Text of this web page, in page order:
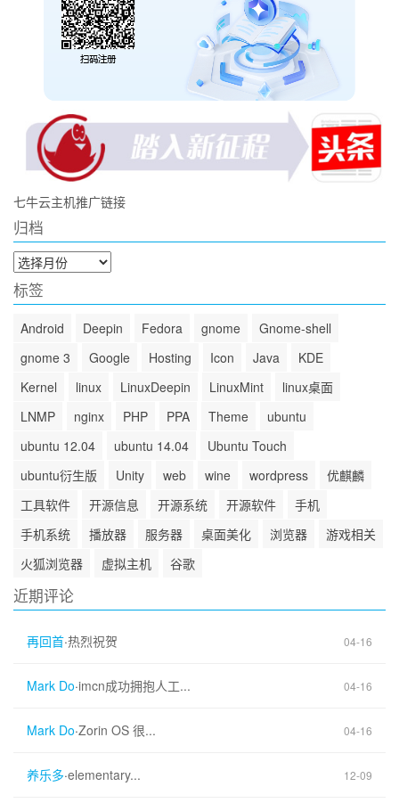
七牛云主机推广链接
归档
归
档
标签
Android Deepin Fedora gnome
Gnome-shell
gnome 3
Google Hosting Icon Java
KDE
Kernel
linux LinuxDeepin LinuxMint
linux桌面
LNMP
nginx PHP PPA Theme
ubuntu
ubuntu 12.04
ubuntu 14.04
Ubuntu Touch
ubuntu衍生版
Unity web wine wordpress
优麒麟
工具软件
开源信息 开源系统 开源软件
手机
手机系统
播放器 服务器 桌面美化 浏览器
游戏相关
火狐浏览器
虚拟主机 谷歌
近期评论
再回首·热烈祝贺 04-16
Mark Do·imcn成功拥抱人工... 04-16
Mark Do·Zorin OS 很... 04-16
养乐多·elementary... 12-09